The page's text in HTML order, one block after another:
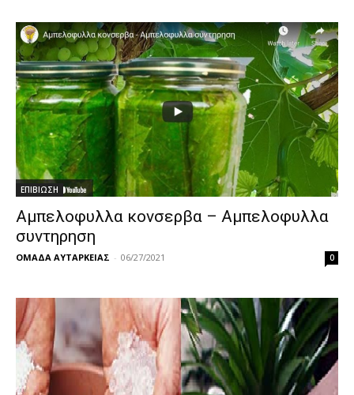
ΕΠΙΒΙΩΣΗ
Αμπελοφυλλα κονσερβα – Αμπελοφυλλα
συντηρηση
ΟΜΑΔΑ ΑΥΤΑΡΚΕΙΑΣ - 06/27/2021 0